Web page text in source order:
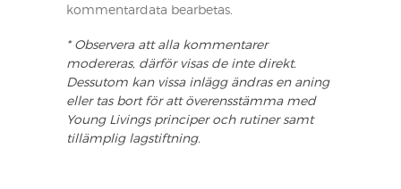
kommentardata bearbetas.
* Observera att alla kommentarer
modereras, därför visas de inte direkt.
Dessutom kan vissa inlägg ändras en aning
eller tas bort för att överensstämma med
Young Livings principer och rutiner samt
tillämplig lagstiftning.